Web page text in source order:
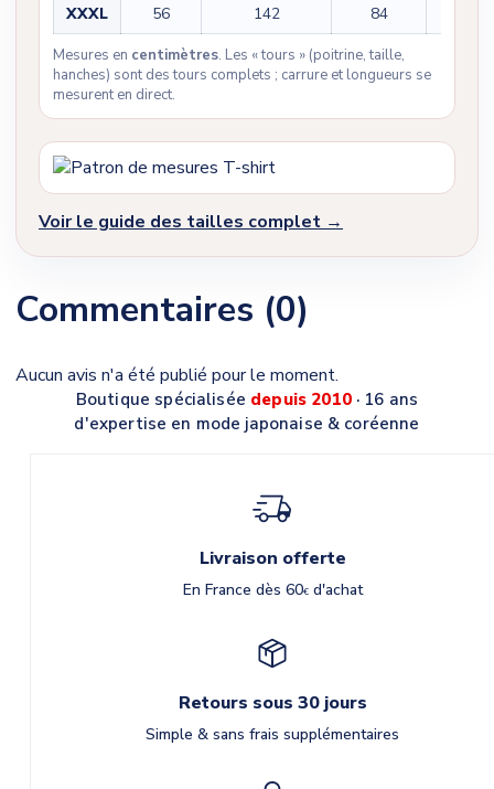
XXXL 56 142 84
Mesures en centimètres. Les « tours » (poitrine, taille,
hanches) sont des tours complets ; carrure et longueurs se
mesurent en direct.
Voir le guide des tailles complet →
Commentaires (0)
Aucun avis n'a été publié pour le moment.
Boutique spécialisée depuis 2010· 16 ans
d'expertise en mode japonaise & coréenne
Livraison offerte
En France dès 60€d'achat
Retours sous 30 jours
Simple & sans frais supplémentaires